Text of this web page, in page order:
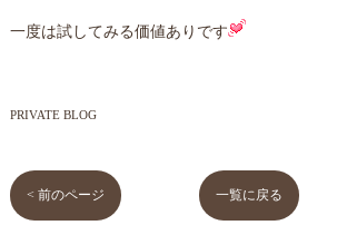
一度は試してみる価値ありです
PRIVATE BLOG
< 前のページ 一覧に戻る